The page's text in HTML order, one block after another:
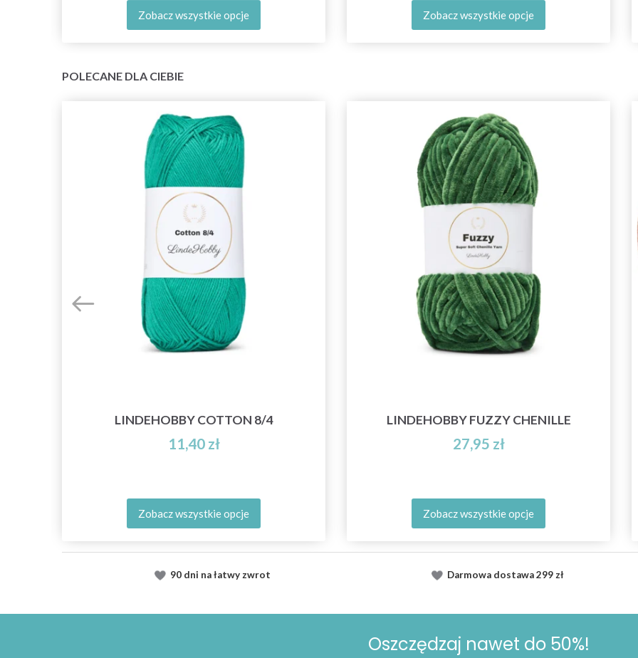
Zobacz wszystkie opcje Zobacz wszystkie opcje
POLECANE DLA CIEBIE
LINDEHOBBY COTTON 8/4
11,40 zł
Zobacz wszystkie opcje
LINDEHOBBY FUZZY CHENILLE
27,95 zł
Zobacz wszystkie opcje
90 dni na łatwy zwrot Darmowa dostawa299 zł
Oszczędzaj nawet do 50%!